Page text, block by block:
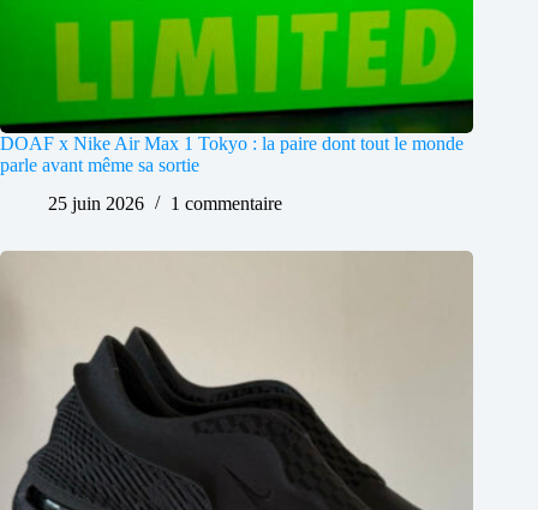
DOAF x Nike Air Max 1 Tokyo : la paire dont tout le monde
parle avant même sa sortie
25 juin 2026
1 commentaire